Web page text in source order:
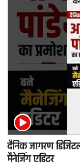
दैनिक जागरण
मैनेजिंग एडिटर